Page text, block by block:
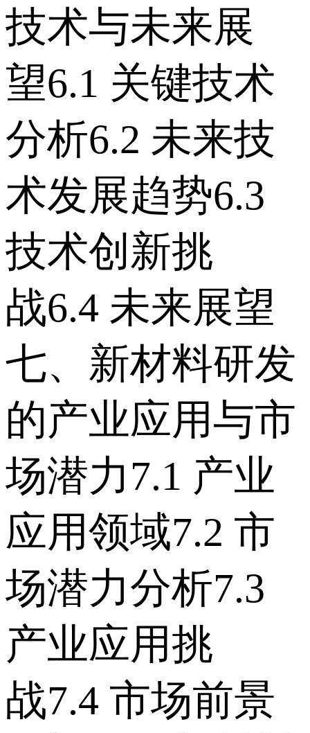
技术与未来展
望 6.1 关键技术
分析 6.2 未来技
术发展趋势 6.3
技术创新挑
战 6.4 未来展望
七、新材料研发
的产业应用与市
场潜力 7.1 产业
应用领域 7.2 市
场潜力分析 7.3
产业应用挑
战 7.4 市场前景